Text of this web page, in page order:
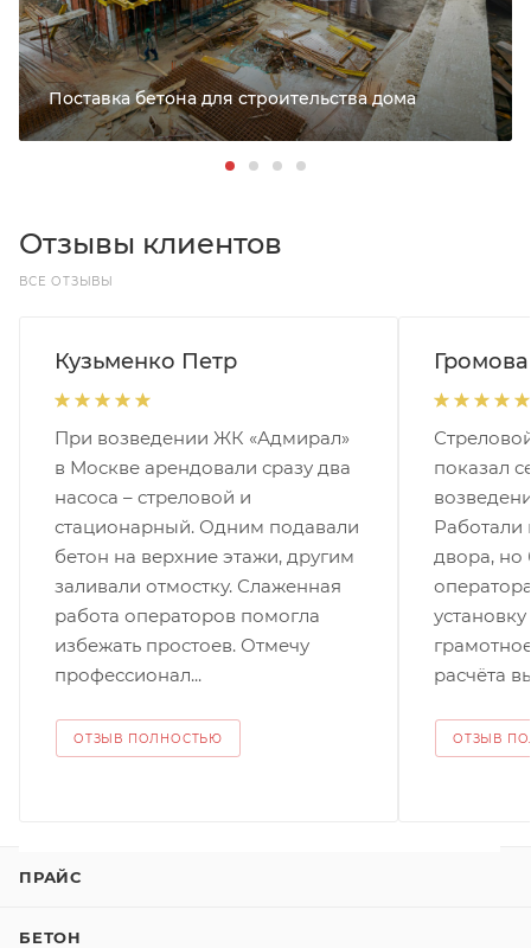
Поставка бетона для строительства дома
Отзывы клиентов
ВСЕ ОТЗЫВЫ
Кузьменко Петр
При возведении ЖК «Адмирал»
в Москве арендовали сразу два
насоса – стреловой и
стационарный. Одним подавали
бетон на верхние этажи, другим
заливали отмостку. Слаженная
работа операторов помогла
избежать простоев. Отмечу
профессионал...
ОТЗЫВ ПОЛНОСТЬЮ
показал
Работали
двора, но
расчёта
ОТЗЫВ
ПРАЙС
БЕТОН